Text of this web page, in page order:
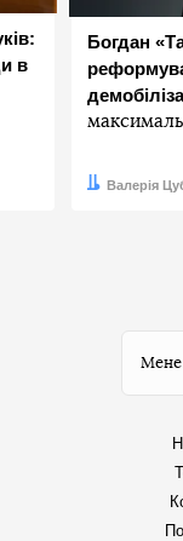
в
Богдан
Автор:
Валерія
Дата:
Мене